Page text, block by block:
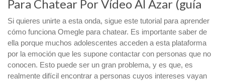
Para Chatear Por Vídeo Al Azar (guía
Si quieres unirte a esta onda, sigue este tutorial para aprender
cómo funciona Omegle para chatear. Es importante saber de
ella porque muchos adolescentes acceden a esta plataforma
por la emoción que les supone contactar con personas que no
conocen. Esto puede ser un gran problema, y es que, es
realmente difícil encontrar a personas cuyos intereses vayan